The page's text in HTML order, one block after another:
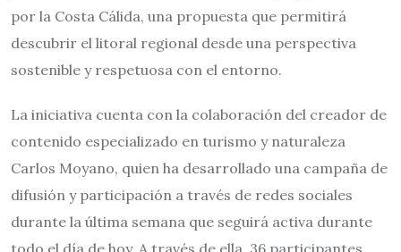
por la Costa Cálida, una propuesta que permitirá
descubrir el litoral regional desde una perspectiva
sostenible y respetuosa con el entorno.
La iniciativa cuenta con la colaboración del creador de
contenido especializado en turismo y naturaleza
Carlos Moyano, quien ha desarrollado una campaña de
difusión y participación a través de redes sociales
durante la última semana que seguirá activa durante